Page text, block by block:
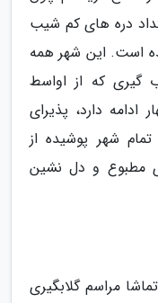
دره های کم شیب
است. این شهر همه
گیری که از اواسط
دارد، پذیرای
شهر پوشیده از
مطبوع و دل نشین
مراسم گلابگیری